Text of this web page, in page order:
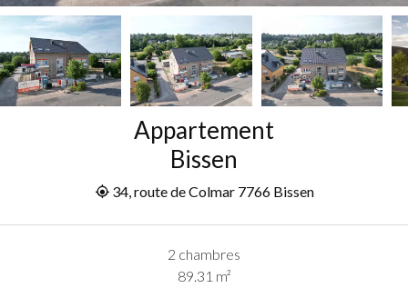
Appartement
Bissen
34, route de Colmar 7766 Bissen
2 chambres
89.31 m²